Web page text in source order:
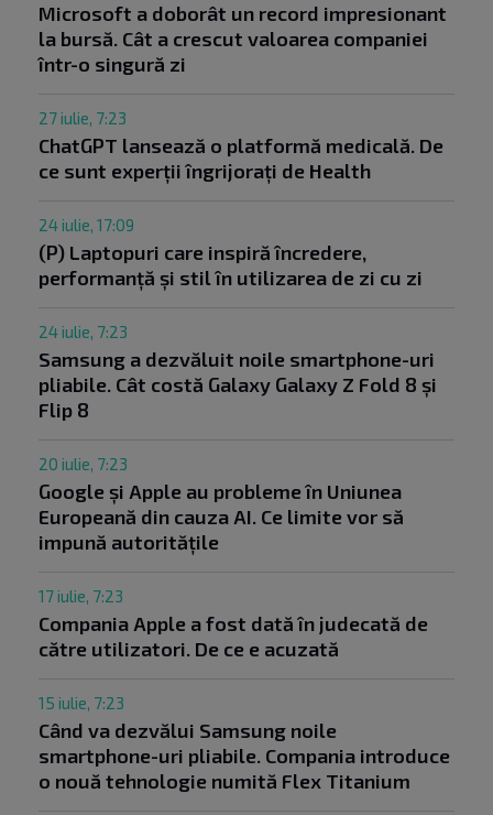
Microsoft a doborât un record impresionant
la bursă. Cât a crescut valoarea companiei
într-o singură zi
27 iulie, 7:23
ChatGPT lansează o platformă medicală. De
ce sunt experții îngrijorați de Health
24 iulie, 17:09
(P) Laptopuri care inspiră încredere,
performanță și stil în utilizarea de zi cu zi
24 iulie, 7:23
Samsung a dezvăluit noile smartphone-uri
pliabile. Cât costă Galaxy Galaxy Z Fold 8 și
Flip 8
20 iulie, 7:23
Google și Apple au probleme în Uniunea
Europeană din cauza AI. Ce limite vor să
impună autoritățile
17 iulie, 7:23
Compania Apple a fost dată în judecată de
către utilizatori. De ce e acuzată
15 iulie, 7:23
Când va dezvălui Samsung noile
smartphone-uri pliabile. Compania introduce
o nouă tehnologie numită Flex Titanium